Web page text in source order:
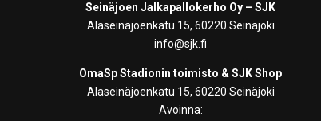
Seinäjoen Jalkapallokerho Oy – SJK
Alaseinäjoenkatu 15, 60220 Seinäjoki
info@sjk.fi
OmaSp Stadionin toimisto & SJK Shop
Alaseinäjoenkatu 15, 60220 Seinäjoki
Avoinna: